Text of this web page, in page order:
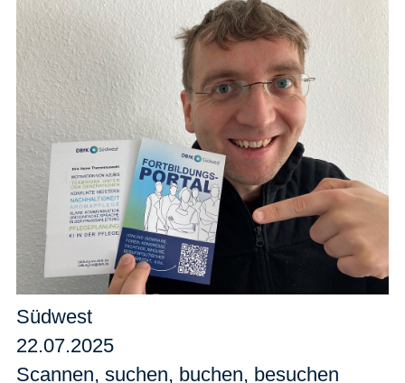
Südwest
22.07.2025
Scannen, suchen, buchen, besuchen